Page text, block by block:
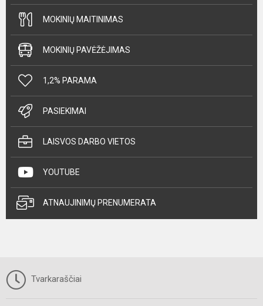
MOKINIŲ MAITINIMAS
MOKINIŲ PAVĖŽĖJIMAS
1,2% PARAMA
PASIEKIMAI
LAISVOS DARBO VIETOS
YOUTUBE
ATNAUJINIMŲ PRENUMERATA
Tvarkaraščiai